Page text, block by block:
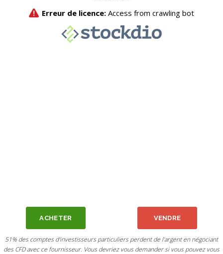
ACHETER VENDRE
51% des comptes d'investisseurs particuliers perdent de l'argent en négociant
des CFD avec ce fournisseur. Vous devriez vous demander si vous pouvez vous